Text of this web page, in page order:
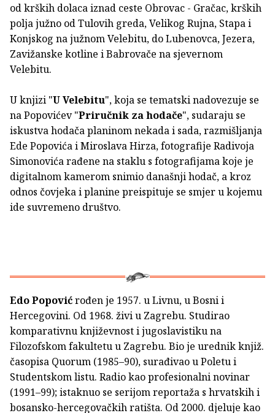
od krških dolaca iznad ceste Obrovac - Gračac, krških
polja južno od Tulovih greda, Velikog Rujna, Stapa i
Konjskog na južnom Velebitu, do Lubenovca, Jezera,
Zavižanske kotline i Babrovače na sjevernom
Velebitu.
U knjizi "U Velebitu", koja se tematski nadovezuje se
na Popovićev "Priručnik za hodače", sudaraju se
iskustva hodača planinom nekada i sada, razmišljanja
Ede Popovića i Miroslava Hirza, fotografije Radivoja
Simonovića rađene na staklu s fotografijama koje je
digitalnom kamerom snimio današnji hodač, a kroz
odnos čovjeka i planine preispituje se smjer u kojemu
ide suvremeno društvo.
Edo Popovićrođen je 1957. u Livnu, u Bosni i
Hercegovini. Od 1968. živi u Zagrebu. Studirao
komparativnu književnost i jugoslavistiku na
Filozofskom fakultetu u Zagrebu. Bio je urednik knjiž.
časopisa Quorum (1985–90), surađivao u Poletu i
Studentskom listu. Radio kao profesionalni novinar
(1991–99); istaknuo se serijom reportaža s hrvatskih i
bosansko-hercegovačkih ratišta. Od 2000. djeluje kao